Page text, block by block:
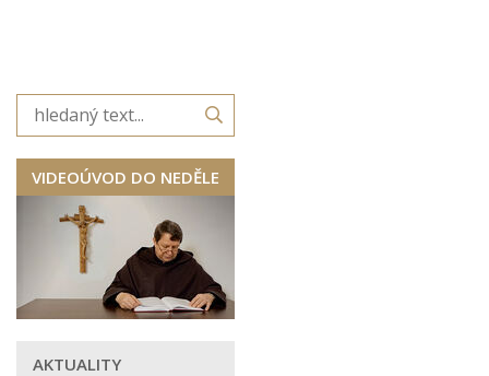
VIDEOÚVOD DO NEDĚLE
AKTUALITY